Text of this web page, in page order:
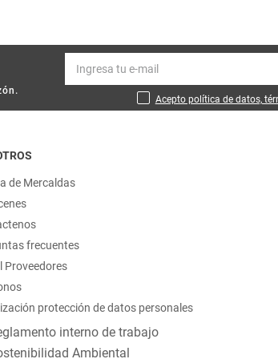
Acepto política de datos,
de Mercaldas
frecuentes
Proveedores
protección de datos personales
interno de trabajo
Ambiental